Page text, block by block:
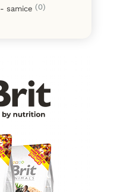
- samice (0)